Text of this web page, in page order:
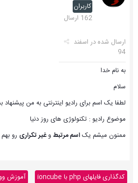
کاربران
162 ارسال
ارسال شده در اسفند
94
به نام خدا
سلام
لطفا یک اسم برای رادیو اینترنتی به من پیشنهاد
موضوع رادیو : تکنولوژی های روز دنیا
ممنون میشم یکاسم مرتبطوغیر تکراری رو
کدگذاری فایلهای php با ioncube آموزش